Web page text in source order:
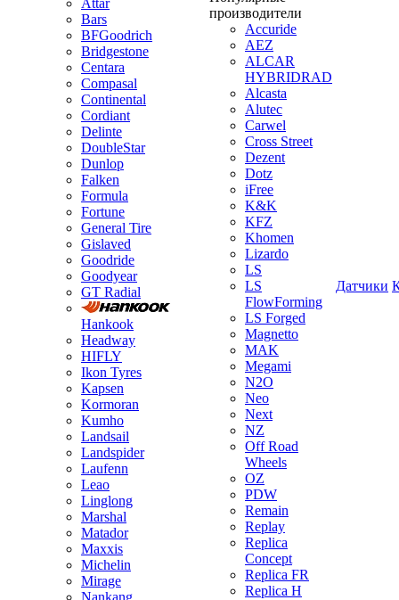
Attar
Bars
BFGoodrich
Bridgestone
Centara
Compasal
Continental
Cordiant
Delinte
DoubleStar
Dunlop
Falken
Formula
Fortune
General Tire
Gislaved
Goodride
Goodyear
GT Radial
Hankook
Headway
HIFLY
Ikon Tyres
Kapsen
Kormoran
Kumho
Landsail
Landspider
Laufenn
Leao
Linglong
Marshal
Matador
Maxxis
Michelin
Mirage
Nankang
производители
Accuride
AEZ
ALCAR
HYBRIDRAD
Alcasta
Alutec
Carwel
Cross Street
Dezent
Dotz
iFree
K&K
KFZ
Khomen
Lizardo
LS
LS
FlowForming
LS Forged
Magnetto
MAK
Megami
N2O
Neo
Next
NZ
Off Road
Wheels
OZ
PDW
Remain
Replay
Replica
Concept
Replica FR
Replica H
Датчики